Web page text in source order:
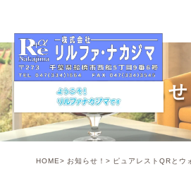
お知ら
HOME お知らせ！ ピュアレストQRとウ